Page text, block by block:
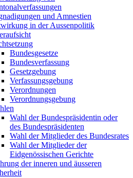
und Amnestien
in der Aussenpolitik
Bundesgesetze
Bundesverfassung
Gesetzgebung
Verfassungsgebung
Verordnungen
Verordnungsgebung
Wahl der Bundespräsidentin oder
des Bundespräsidenten
Wahl der Mitglieder des Bundesrates
Wahl der Mitglieder der
Eidgenössischen Gerichte
der inneren und äusseren